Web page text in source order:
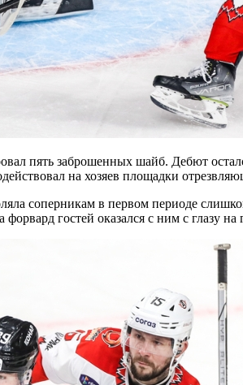
пять заброшенных шайб. Дебют
на хозяев площадки
соперникам в первом периоде
гостей оказался с ним с глазу на